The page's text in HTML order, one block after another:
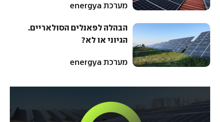
מערכת energya
הבהלה לפאנלים הסולאריים.
הגיוני או לא?
מערכת energya